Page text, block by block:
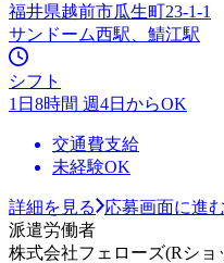
福井県越前市瓜生町23-1-1
サンドーム西駅、鯖江駅
シフト
1日8時間 週4日からOK
交通費支給
未経験OK
詳細を見る
応募画面に進む
派遣労働者
株式会社フェローズ(Rショ